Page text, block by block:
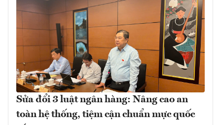
Sửa đổi 3 luật ngân hàng: Nâng cao an
toàn hệ thống, tiệm cận chuẩn mực quốc